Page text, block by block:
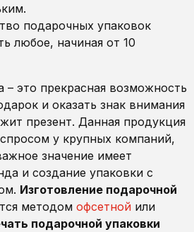
подарочных упаковок
любое, начиная от 10
– это прекрасная возможность
и оказать знак внимания
презент. Данная продукция
у крупных компаний,
значение имеет
и создание упаковки с
Изготовление подарочной
методом офсетной или
подарочной упаковки